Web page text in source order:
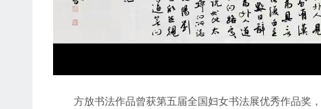
方放书法作品曾获第五届全国妇女书法展优秀作品奖，